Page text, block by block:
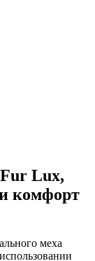
Lux,
комфорт
меха